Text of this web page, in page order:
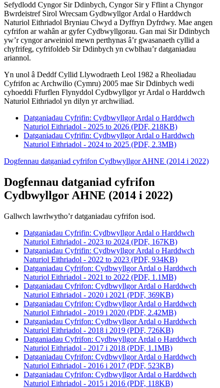
Sefydlodd Cyngor Sir Ddinbych, Cyngor Sir y Fflint a Chyngor
Bwrdeistref Sirol Wrecsam Gydbwyllgor Ardal o Harddwch
Naturiol Eithriadol Bryniau Clwyd a Dyffryn Dyfrdwy. Mae angen
cyfrifon ar wahân ar gyfer Cydbwyllgorau. Gan mai Sir Ddinbych
yw’r cyngor arweiniol mewn perthynas â’r gwasanaeth cyllid a
chyfrifeg, cyfrifoldeb Sir Ddinbych yn cwblhau’r datganiadau
ariannol.
Yn unol â Deddf Cyllid Llywodraeth Leol 1982 a Rheoliadau
Cyfrifon ac Archwilio (Cymru) 2005 mae Sir Ddinbych wedi
cyhoeddi Ffurflen Flynyddol Cydbwyllgor yr Ardal o Harddwch
Naturiol Eithriadol yn dilyn yr archwiliad.
Datganiadau Cyfrifin: Cydbwyllgor Ardal o Harddwch
Naturiol Eithriadol - 2025 to 2026 (PDF, 218KB)
Datganiadau Cyfrifin: Cydbwyllgor Ardal o Harddwch
Naturiol Eithriadol - 2024 to 2025 (PDF, 2.3MB)
Dogfennau datganiad cyfrifon Cydbwyllgor AHNE (2014 i 2022)
Dogfennau datganiad cyfrifon
Cydbwyllgor AHNE (2014 i 2022)
Gallwch lawrlwytho’r datganiadau cyfrifon isod.
Datganiadau Cyfrifin: Cydbwyllgor Ardal o Harddwch
Naturiol Eithriadol - 2023 to 2024 (PDF, 167KB)
Datganiadau Cyfrifin: Cydbwyllgor Ardal o Harddwch
Naturiol Eithriadol - 2022 to 2023 (PDF, 934KB)
Datganiadau Cyfrifon: Cydbwyllgor Ardal o Harddwch
Naturiol Eithriadol - 2021 to 2022 (PDF, 1.1MB)
Datganiadau Cyfrifon: Cydbwyllgor Ardal o Harddwch
Naturiol Eithriadol - 2020 i 2021 (PDF, 369KB)
Datganiadau Cyfrifon: Cydbwyllgor Ardal o Harddwch
Naturiol Eithriadol - 2019 i 2020 (PDF, 2.42MB)
Datganiadau Cyfrifon: Cydbwyllgor Ardal o Harddwch
Naturiol Eithriadol - 2018 i 2019 (PDF, 726KB)
Datganiadau Cyfrifon: Cydbwyllgor Ardal o Harddwch
Naturiol Eithriadol - 2017 i 2018 (PDF, 1.1MB)
Datganiadau Cyfrifon: Cydbwyllgor Ardal o Harddwch
Naturiol Eithriadol - 2016 i 2017 (PDF, 523KB)
Datganiadau Cyfrifon: Cydbwyllgor Ardal o Harddwch
Naturiol Eithriadol - 2015 i 2016 (PDF, 118KB)